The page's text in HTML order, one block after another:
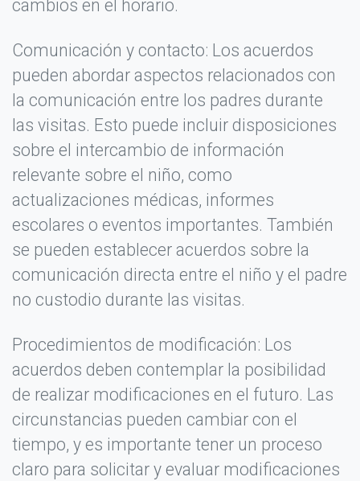
cambios en el horario.
Comunicación y contacto: Los acuerdos
pueden abordar aspectos relacionados con
la comunicación entre los padres durante
las visitas. Esto puede incluir disposiciones
sobre el intercambio de información
relevante sobre el niño, como
actualizaciones médicas, informes
escolares o eventos importantes. También
se pueden establecer acuerdos sobre la
comunicación directa entre el niño y el padre
no custodio durante las visitas.
Procedimientos de modificación: Los
acuerdos deben contemplar la posibilidad
de realizar modificaciones en el futuro. Las
circunstancias pueden cambiar con el
tiempo, y es importante tener un proceso
claro para solicitar y evaluar modificaciones
Tu Opinión detallada *
No llenes este campo si eres humano:
PUBLICAR OPINIÓN